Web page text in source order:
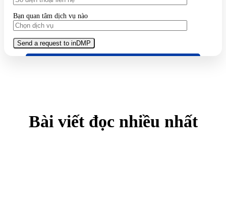
Bạn quan tâm dịch vụ nào
Bài viết đọc nhiều nhất